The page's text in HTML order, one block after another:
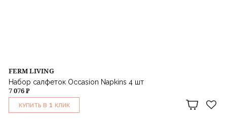
FERM LIVING
Набор салфеток Occasion Napkins 4 шт
7 076 ₽
КУПИТЬ В 1 КЛИК